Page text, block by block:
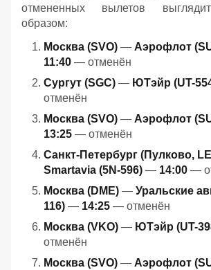
отмененных вылетов
образом:
Москва (SVO) — Аэрофлот
11:40 — отменён
Сургут (SGC) — ЮТэйр (UT-
отменён
Москва (SVO) — Аэрофлот
13:25 — отменён
Санкт-Петербург (Пулково,
Smartavia (5N-596) — 14:00 —
Москва (DME) — Уральские
116) — 14:25 — отменён
Москва (VKO) — ЮТэйр (UT-
отменён
Москва (SVO) — Аэрофлот